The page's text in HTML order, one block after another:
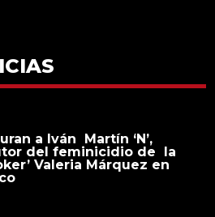
a Iván Martín ‘N’,
del feminicidio de la
Valeria Márquez en